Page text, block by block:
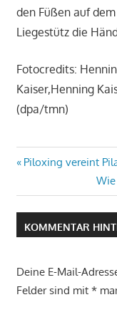
den Füßen auf
Liegestütz die
Fotocredits:
Kaiser,Henning
(dpa/tmn)
Beitrags-
Vorheriger
Piloxing vereint
KOMMENTAR
Deine E-Mail-
Felder sind mit *